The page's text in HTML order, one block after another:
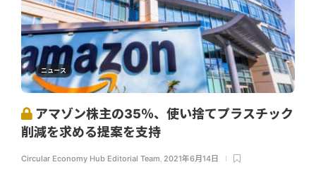
ニュース
アマゾン株主の35％、使い捨てプラスチック
削減を求める提案を支持
Circular Economy Hub Editorial Team, 2021年6月14日